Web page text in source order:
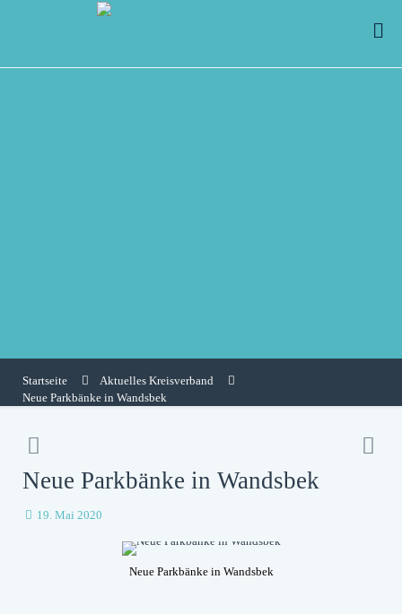
Startseite
Aktuelles Kreisverband
Neue Parkbänke in Wandsbek
Neue Parkbänke in Wandsbek
19. Mai 2020
Neue Parkbänke in Wandsbek